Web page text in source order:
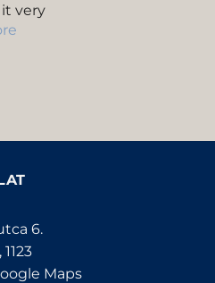
very
6.
1123
Maps